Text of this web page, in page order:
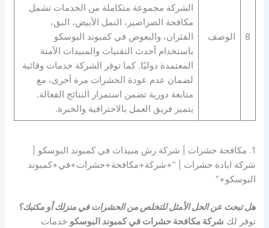
8 الوصف
الشركة مجموعة متكاملة من الخدمات تشمل
مكافحة الصراصير، النمل الأبيض، البق،
الفئران، والبعوض في كمبوند البوسكو
باستخدام أحدث التقنيات والمبيدات الآمنة
المعتمدة دوليًا. كما توفر الشركة خدمات وقائية
لضمان عدم عودة الحشرات مرة أخرى، مع
متابعة دورية تضمن استمرار النتائج الفعالة.
يتميز فريق العمل بالاحترافية والخبرة.
1. مكافحة حشرات | شركة رش مبيدات في كمبوند البوسكو |
شركة ابادة حشرات | “+شركة+مكافحة+حشرات+في+كمبوند
البوسكو+”
هل تبحث عن الحل الأمثل للتخلص من الحشرات في منزلك أو مكتبك؟
توفر لك شركة مكافحة حشرات في كمبوند البوسكو خدمات